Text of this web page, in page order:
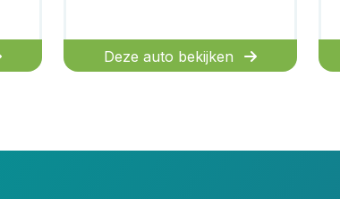
Deze auto bekijken